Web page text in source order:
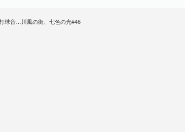
球音…川風の街、七色の光#46